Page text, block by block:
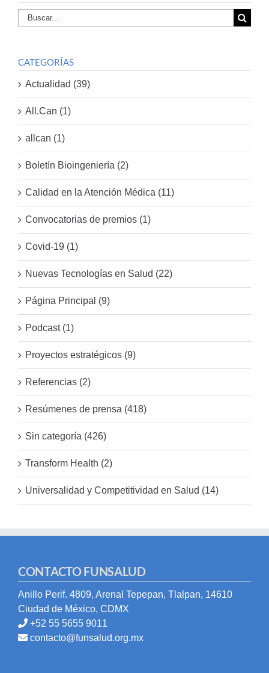
Buscar
por:
CATEGORÍAS
Actualidad (39)
All.Can (1)
allcan (1)
Boletín Bioingeniería (2)
Calidad en la Atención Médica (11)
Convocatorias de premios (1)
Covid-19 (1)
Nuevas Tecnologías en Salud (22)
Página Principal (9)
Podcast (1)
Proyectos estratégicos (9)
Referencias (2)
Resúmenes de prensa (418)
Sin categoría (426)
Transform Health (2)
Universalidad y Competitividad en Salud (14)
CONTACTO FUNSALUD
Anillo Perif. 4809, Arenal Tepepan, Tlalpan, 14610
Ciudad de México, CDMX
+52 55 5655 9011
contacto@funsalud.org.mx